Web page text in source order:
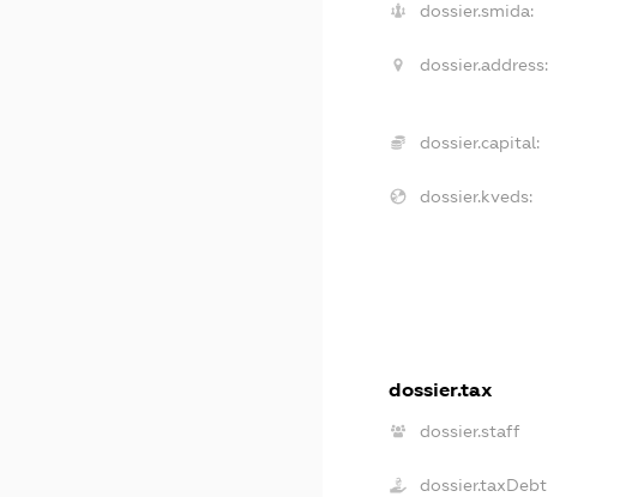
dossier.smida:
dossier.address:
dossier.capital:
dossier.kveds:
dossier.tax
dossier.staff
dossier.taxDebt